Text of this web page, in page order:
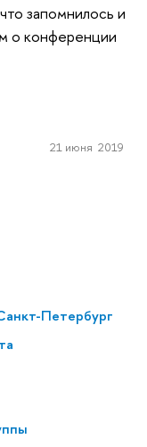
Петербург
запомнилось и
о конференции
21 июня 2019